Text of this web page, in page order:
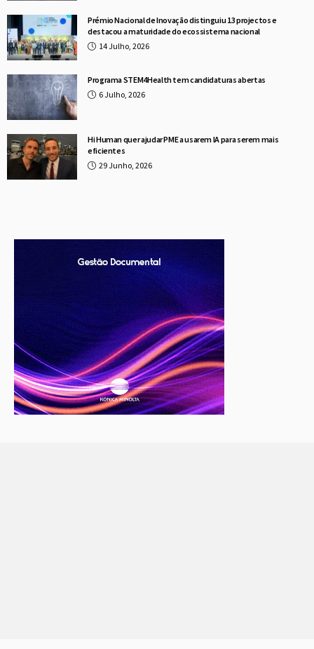
Prémio Nacional de Inovação distinguiu 13 projectos e
destacou a maturidade do ecossistema nacional
14 Julho, 2026
Programa STEM4Health tem candidaturas abertas
6 Julho, 2026
Hi Human quer ajudar PME a usarem IA para serem mais
eficientes
29 Junho, 2026